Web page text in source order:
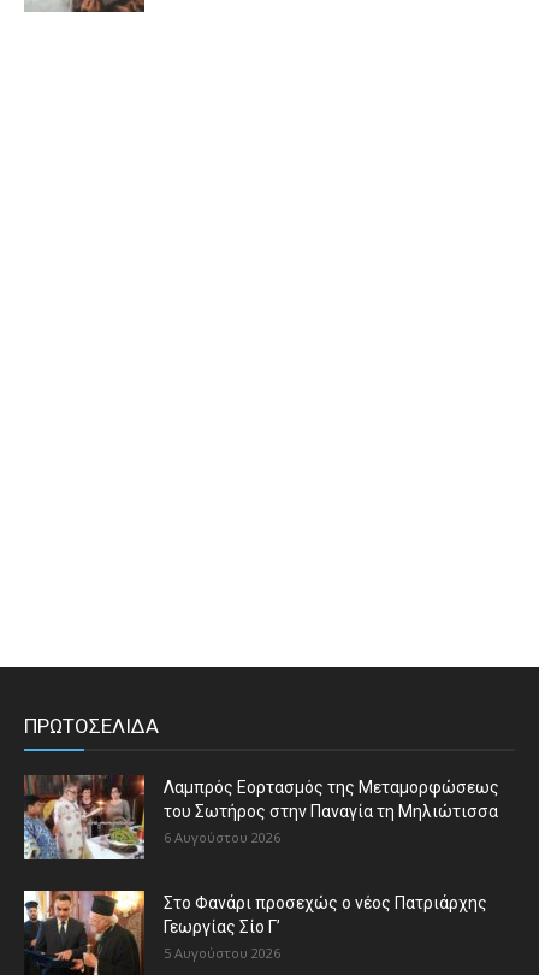
ΠΡΩΤΟΣΕΛΙΔΑ
Λαμπρός Εορτασμός της Μεταμορφώσεως
του Σωτήρος στην Παναγία τη Μηλιώτισσα
6 Αυγούστου 2026
Στο Φανάρι προσεχώς ο νέος Πατριάρχης
Γεωργίας Σίο Γ’
5 Αυγούστου 2026